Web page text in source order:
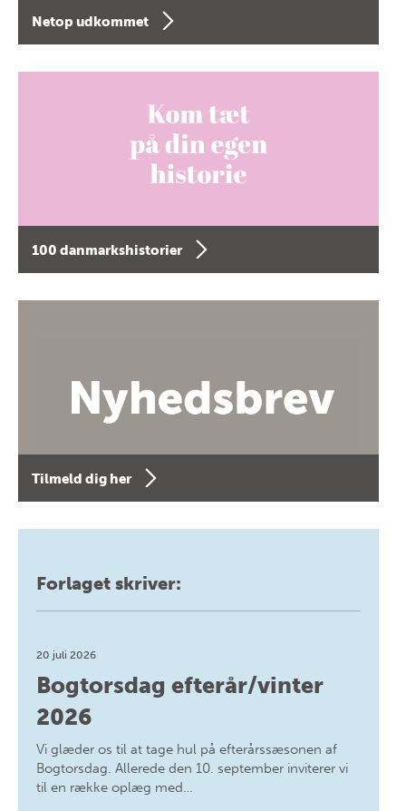
Netop udkommet
100 danmarkshistorier
Tilmeld dig her
Forlaget skriver:
20 juli 2026
Bogtorsdag efterår/vinter
2026
Vi glæder os til at tage hul på efterårssæsonen af
Bogtorsdag. Allerede den 10. september inviterer vi
til en række oplæg med…